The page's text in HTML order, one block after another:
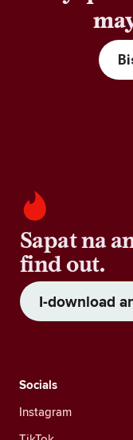
Sapat na
find out.
I-download
Socials
Instagram